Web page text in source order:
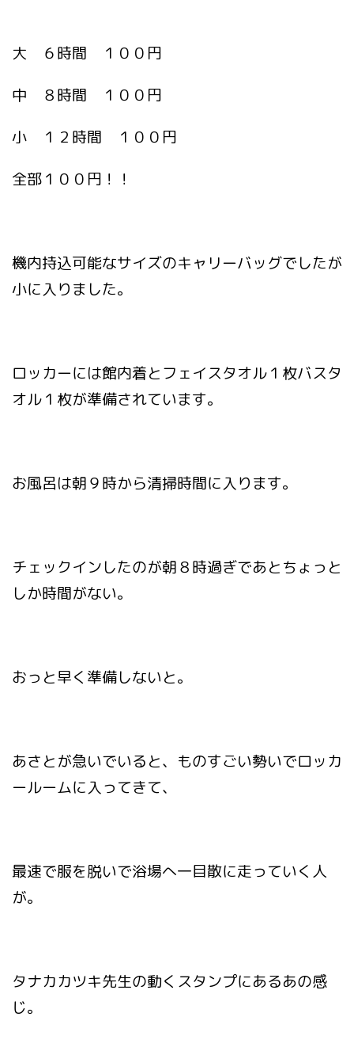
大 ６時間 １００円
中 ８時間 １００円
小 １２時間 １００円
全部１００円！！
機内持込可能なサイズのキャリーバッグでしたが
小に入りました。
ロッカーには館内着とフェイスタオル１枚バスタ
オル１枚が準備されています。
お風呂は朝９時から清掃時間に入ります。
チェックインしたのが朝８時過ぎであとちょっと
しか時間がない。
おっと早く準備しないと。
あさとが急いでいると、ものすごい勢いでロッカ
ールームに入ってきて、
最速で服を脱いで浴場へ一目散に走っていく人
が。
タナカカツキ先生の動くスタンプにあるあの感
じ。